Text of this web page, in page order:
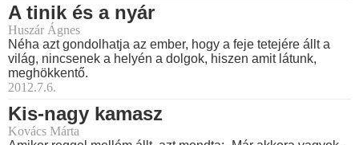
A tinik és a nyár
Huszár Ágnes
Néha azt gondolhatja az ember, hogy a feje tetejére állt a
világ, nincsenek a helyén a dolgok, hiszen amit látunk,
meghökkentő.
2012.7.6.
Kis-nagy kamasz
Kovács Márta